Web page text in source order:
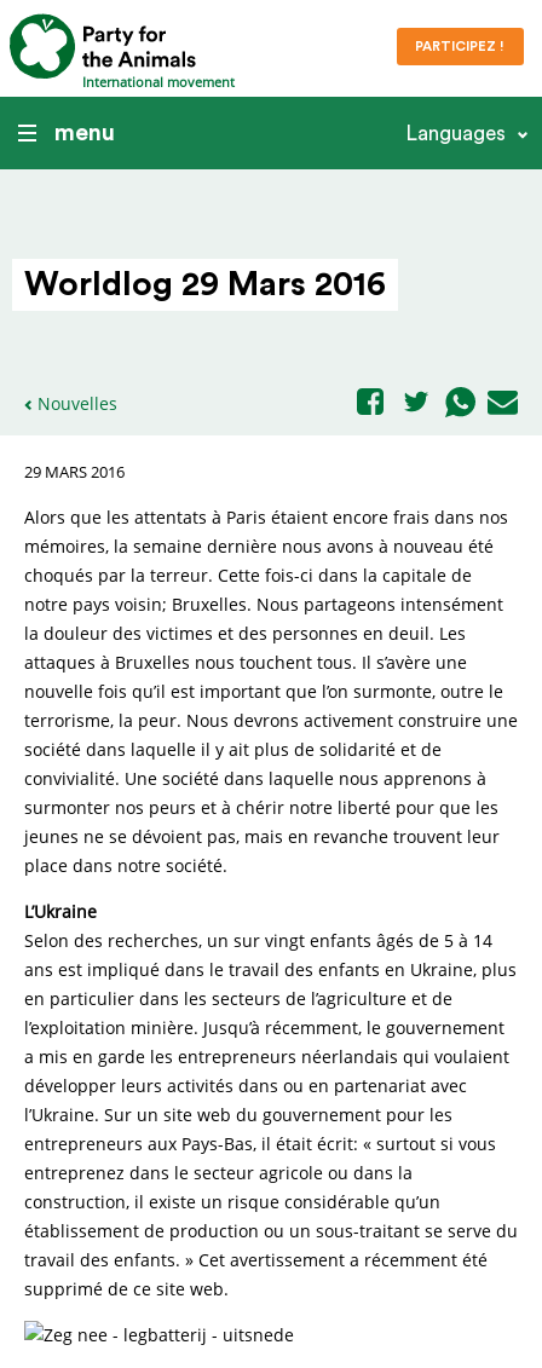
International movement
PARTICIPEZ !
menu Languages
Worldlog 29 Mars 2016
Nouvelles
29 MARS 2016
Alors que les attentats à Paris étaient encore frais dans nos
mémoires, la semaine dernière nous avons à nouveau été
choqués par la terreur. Cette fois-ci dans la capitale de
notre pays voisin; Bruxelles. Nous partageons intensément
la douleur des victimes et des personnes en deuil. Les
attaques à Bruxelles nous touchent tous. Il s’avère une
nouvelle fois qu’il est important que l’on surmonte, outre le
terrorisme, la peur. Nous devrons activement construire une
société dans laquelle il y ait plus de solidarité et de
convivialité. Une société dans laquelle nous apprenons à
surmonter nos peurs et à chérir notre liberté pour que les
jeunes ne se dévoient pas, mais en revanche trouvent leur
place dans notre société.
L’Ukraine
Selon des recherches, un sur vingt enfants âgés de 5 à 14
ans est impliqué dans le travail des enfants en Ukraine, plus
en particulier dans les secteurs de l’agriculture et de
l’exploitation minière. Jusqu’à récemment, le gouvernement
a mis en garde les entrepreneurs néerlandais qui voulaient
développer leurs activités dans ou en partenariat avec
l’Ukraine. Sur un site web du gouvernement pour les
entrepreneurs aux Pays-Bas, il était écrit: « surtout si vous
entreprenez dans le secteur agricole ou dans la
construction, il existe un risque considérable qu’un
établissement de production ou un sous-traitant se serve du
travail des enfants. » Cet avertissement a récemment été
supprimé de ce site web.